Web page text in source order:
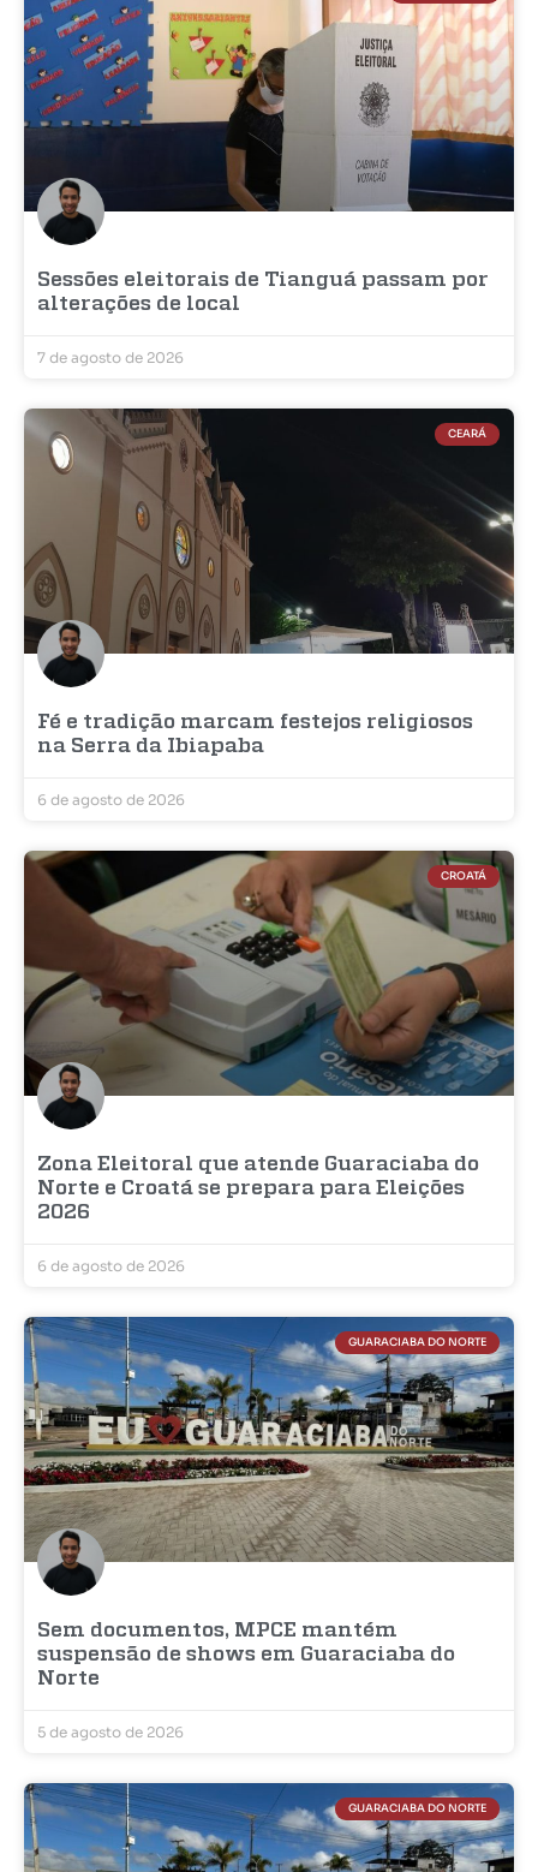
Sessões eleitorais de Tianguá passam por
alterações de local
7 de agosto de 2026
CEARÁ
Fé e tradição marcam festejos religiosos
na Serra da Ibiapaba
6 de agosto de 2026
CROATÁ
Zona Eleitoral que atende Guaraciaba do
Norte e Croatá se prepara para Eleições
2026
6 de agosto de 2026
GUARACIABA DO NORTE
Sem documentos, MPCE mantém
suspensão de shows em Guaraciaba do
Norte
5 de agosto de 2026
GUARACIABA DO NORTE